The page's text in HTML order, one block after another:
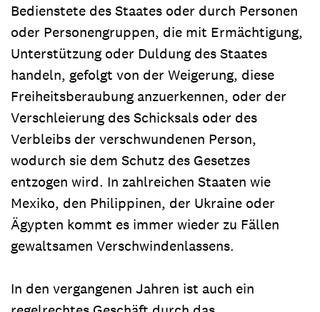
Bedienstete des Staates oder durch Personen
oder Personengruppen, die mit Ermächtigung,
Unterstützung oder Duldung des Staates
handeln, gefolgt von der Weigerung, diese
Freiheitsberaubung anzuerkennen, oder der
Verschleierung des Schicksals oder des
Verbleibs der verschwundenen Person,
wodurch sie dem Schutz des Gesetzes
entzogen wird. In zahlreichen Staaten wie
Mexiko, den Philippinen, der Ukraine oder
Ägypten kommt es immer wieder zu Fällen
gewaltsamen Verschwindenlassens.
In den vergangenen Jahren ist auch ein